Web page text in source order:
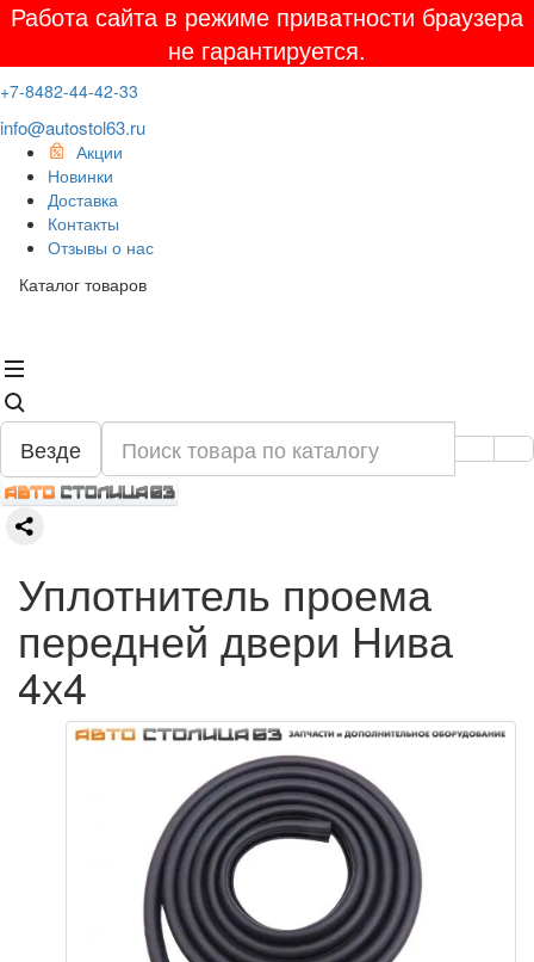
Работа сайта в режиме приватности браузера
не гарантируется.
+7-8482-44-42-33
info@autostol63.ru
Акции
Новинки
Доставка
Контакты
Отзывы о нас
Каталог товаров
Везде
Уплотнитель проема
передней двери Нива
4х4